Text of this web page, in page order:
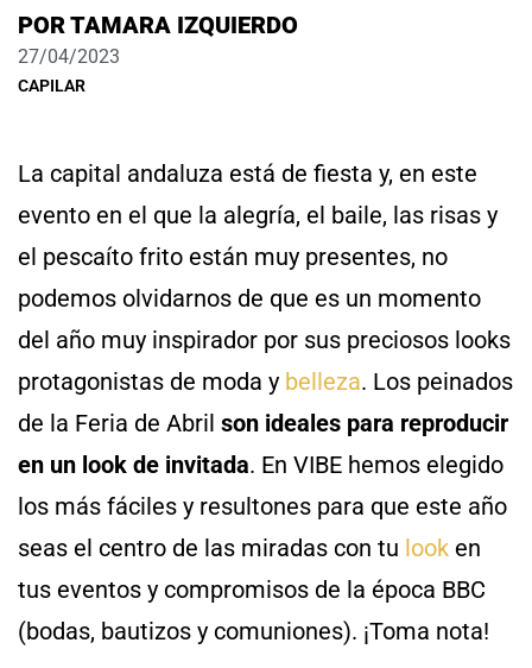
PORTAMARA IZQUIERDO
27/04/2023
CAPILAR
La capital andaluza está de fiesta y, en este
evento en el que la alegría, el baile, las risas y
el pescaíto frito están muy presentes, no
podemos olvidarnos de que es un momento
del año muy inspirador por sus preciosos looks
protagonistas de moda y belleza. Los peinados
de la Feria de Abril son ideales para reproducir
en un look de invitada. En VIBE hemos elegido
los más fáciles y resultones para que este año
seas el centro de las miradas con tu look en
tus eventos y compromisos de la época BBC
(bodas, bautizos y comuniones). ¡Toma nota!